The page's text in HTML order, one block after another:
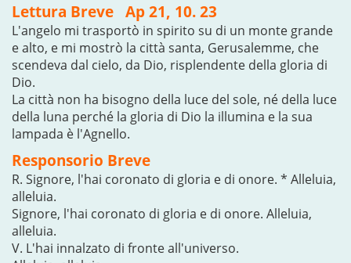
Lettura Breve Ap 21, 10. 23
L'angelo mi trasportò in spirito su di un monte grande
e alto, e mi mostrò la città santa, Gerusalemme, che
scendeva dal cielo, da Dio, risplendente della gloria di
Dio.
La città non ha bisogno della luce del sole, né della luce
della luna perché la gloria di Dio la illumina e la sua
lampada è l'Agnello.
Responsorio Breve
R. Signore, l'hai coronato di gloria e di onore. * Alleluia,
alleluia.
Signore, l'hai coronato di gloria e di onore. Alleluia,
alleluia.
V. L'hai innalzato di fronte all'universo.